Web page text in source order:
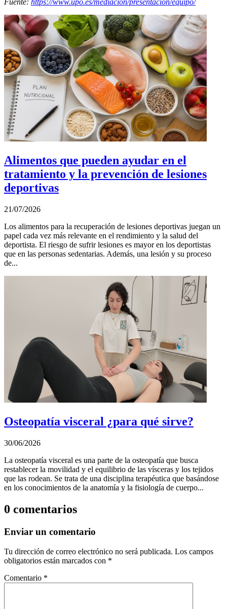
Fuente: https://www.upo.es/mediacion/presentacion/equipo/
Alimentos que pueden ayudar en el
tratamiento y la prevención de lesiones
deportivas
21/07/2026
Los alimentos para la recuperación de lesiones deportivas juegan un
papel cada vez más relevante en el rendimiento y la salud del
deportista. El riesgo de sufrir lesiones es mayor en los deportistas
que en las personas sedentarias. Además, una lesión y su proceso
de...
Osteopatía visceral ¿para qué sirve?
30/06/2026
La osteopatía visceral es una parte de la osteopatía que busca
restablecer la movilidad y el equilibrio de las vísceras y los tejidos
que las rodean. Se trata de una disciplina terapéutica que basándose
en los conocimientos de la anatomía y la fisiología de cuerpo...
0 comentarios
Enviar un comentario
Tu dirección de correo electrónico no será publicada. Los campos
obligatorios están marcados con *
Comentario *